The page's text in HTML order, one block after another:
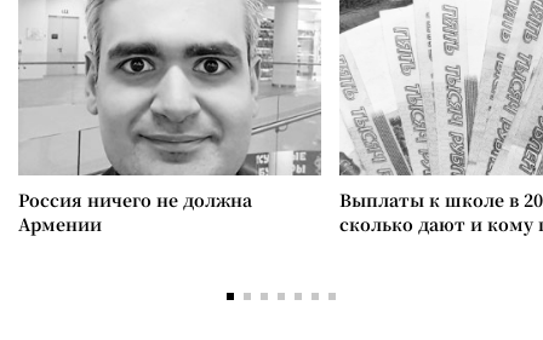
Россия ничего не должна
Армении
Выплаты к школе в
сколько дают и